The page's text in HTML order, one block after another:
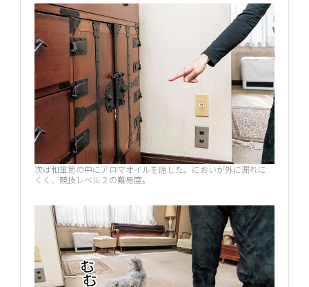
次は和箪笥の中にアロマオイルを隠した。においが外に漏れに
くく、競技レベル２の難易度。